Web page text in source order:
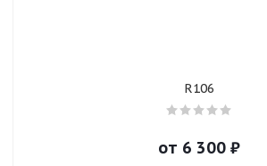
R106
от 6 300 ₽